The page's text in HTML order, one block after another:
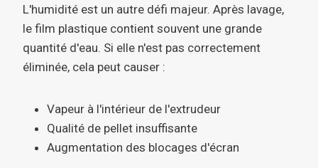
L'humidité est un autre défi majeur. Après lavage,
le film plastique contient souvent une grande
quantité d'eau. Si elle n'est pas correctement
éliminée, cela peut causer :
Vapeur à l'intérieur de l'extrudeur
Qualité de pellet insuffisante
Augmentation des blocages d'écran